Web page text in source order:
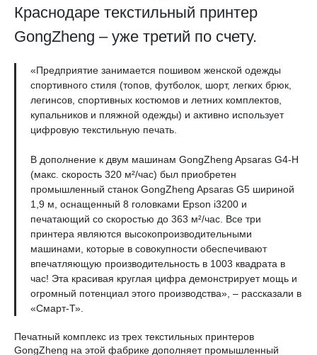
Краснодаре текстильный принтер
GongZheng – уже третий по счету.
«Предприятие занимается пошивом женской одежды
спортивного стиля (топов, футболок, шорт, легких брюк,
легинсов, спортивных костюмов и летних комплектов,
купальников и пляжной одежды) и активно использует
цифровую текстильную печать.
В дополнение к двум машинам GongZheng Apsaras G4-H
(макс. скорость 320 м²/час) был приобретен
промышленный станок GongZheng Apsaras G5 шириной
1,9 м, оснащенный 8 головками Epson i3200 и
печатающий со скоростью до 363 м²/час. Все три
принтера являются высокопроизводительными
машинами, которые в совокупности обеспечивают
впечатляющую производительность в 1003 квадрата в
час! Эта красивая круглая цифра демонстрирует мощь и
огромный потенциал этого производства», – рассказали в
«Смарт-Т».
Печатный комплекс из трех текстильных принтеров
GongZheng на этой фабрике дополняет промышленный